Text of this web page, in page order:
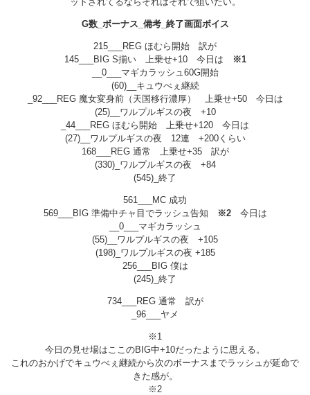
G数_ボーナス_備考_終了画面ボイス
215___REG ほむら開始 訳が
145___BIG S揃い 上乗せ+10 今日は
※1
__0___マギカラッシュ60G開始
(60)__キュウべぇ継続
_92___REG 魔女変身前（天国移行濃厚） 上乗せ+50 今日は
(25)__ワルプルギスの夜 +10
_44___REG ほむら開始 上乗せ+120 今日は
(27)__ワルプルギスの夜 12連 +200くらい
168___REG 通常 上乗せ+35 訳が
(330)_ワルプルギスの夜 +84
(545)_終了
561___MC 成功
569___BIG 準備中チャ目でラッシュ告知
※2今日は
__0___マギカラッシュ
(55)__ワルプルギスの夜 +105
(198)_ワルプルギスの夜 +185
256___BIG 僕は
(245)_終了
734___REG 通常 訳が
_96___ヤメ
※1
今日の見せ場はここのBIG中+10だったように思える。
これのおかげでキュウべぇ継続から次のボーナスまでラッシュが延命で
きた感が。
※2